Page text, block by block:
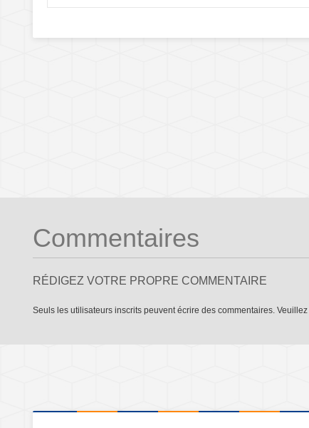
Commentaires
RÉDIGEZ VOTRE PROPRE COMMENTAIRE
Seuls les utilisateurs inscrits peuvent écrire des commentaires. Veuillez